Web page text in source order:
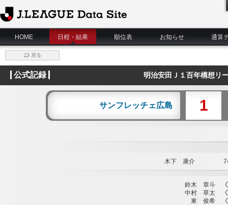
J.League Data Site
HOME
日程・結果 順位表 お知らせ 通算
戻る
公式記録 明治安田Ｊ１百年構想
サンフレッチェ広島 1
木下 康介
鈴木 章斗
中村 草太
東 俊希